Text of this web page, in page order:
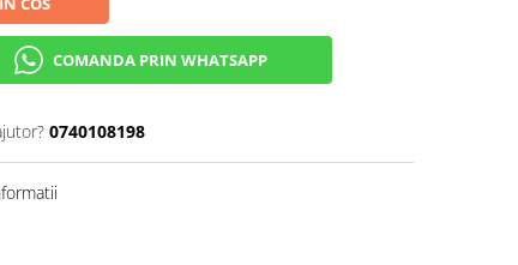
COMANDA PRIN WHATSAPP
0740108198